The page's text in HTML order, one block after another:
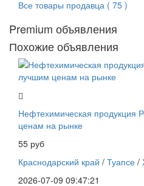
Все товары продавца ( 75 )
Premium объявления
Похожие объявления
Нефтехимическая продукция
ценам на рынке
55 руб
Краснодарский край / Туапсе /
2026-07-09 09:47:21